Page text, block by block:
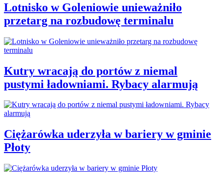
Lotnisko w Goleniowie unieważniło
przetarg na rozbudowę terminalu
Kutry wracają do portów z niemal
pustymi ładowniami. Rybacy alarmują
Ciężarówka uderzyła w bariery w gminie
Płoty